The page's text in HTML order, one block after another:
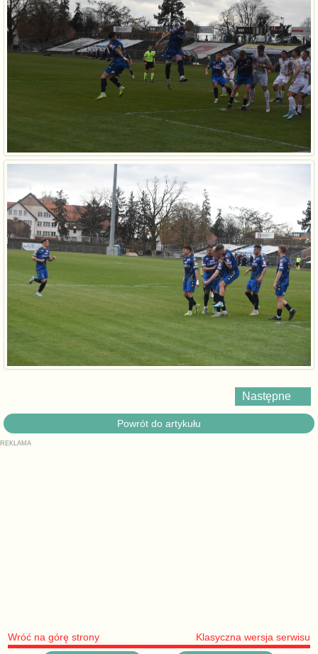
Następne
Powrót do artykułu
Wróć na górę strony Klasyczna wersja serwisu